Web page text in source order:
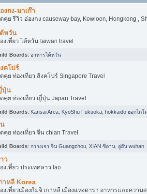
งกง-มาเก๊า
คุย รีวิว ฮ่องกง causeway bay, Kowloon, Hongkong ,
หวัน
งเที่ยว ไต้หวัน taiwan travel
Boards: อาหารไต้หวัน
คโปร์
คุย ท่องเที่ยว สิงคโปร์ Singapore Travel
น
คุย ท่องเที่ยว ญี่ปุ่น Japan Travel
Boards: Kansai Area KyoShu Fukuoka hokkaido ฮอกไกโ
คุย ท่องเที่ยว จีน chian Travel
Boards: กวางเจา จีน Guangzhou XIAN ซีอาน อู่ฮั่น wuhan
ว
งเที่ยว ประเทศลาว lao
าหลี Korea
งเที่ยวเมืองกิมจิ เกาหลี เมืองแห่งดารา อาหารและควา